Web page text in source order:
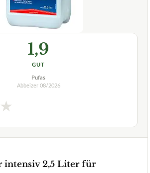
1,9
GUT
Pufas
Abbeizer 08/2026
★
intensiv 2,5 Liter für